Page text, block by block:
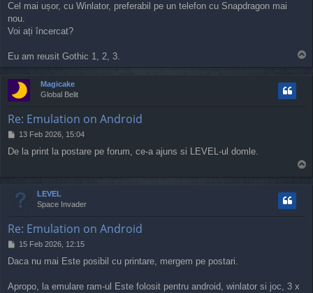
Cel mai ușor, cu Winlator, preferabil pe un telefon cu Snapdragon mai
nou.
Voi ați încercat?
Eu am reusit Gothic 1, 2, 3.
o
Magicake
Global Belit
Re: Emulation on Android
P
s
13 Feb 2026, 15:04
De la print la postare pe forum, ce-a ajuns si LEVEL-ul domle.
LEVEL
Space Invader
Re: Emulation on Android
P
s
15 Feb 2026, 12:15
Daca nu mai Este posibil cu printare, mergem pe postari.
Apropo, la emulare ram-ul Este folosit pentru android, winlator si joc, 3 x